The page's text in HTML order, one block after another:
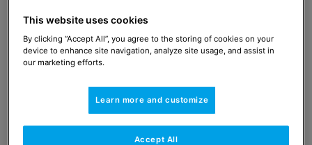
This website uses cookies
By clicking “Accept All”, you agree to the storing of cookies on your
device to enhance site navigation, analyze site usage, and assist in
our marketing efforts.
Learn more and customize
Accept All